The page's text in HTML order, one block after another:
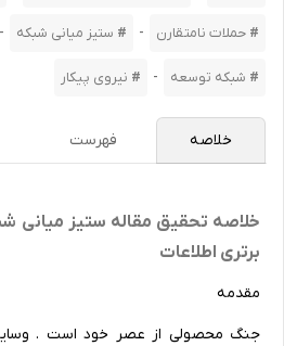
حملات نامتقارن - ستیز میانی شبکه -
شبکه توسعه - نیروی پیکار
خلاصه فهرست
خلاصه تحقیق مقاله ستیز میانی
برتری اطلاعات
مقدمه
جنگ محصولی از عصر خود است .